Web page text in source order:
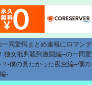
同驚愕まとめ速報にロマンテ
独女批判殺到激闘編--の一同驚
-僕の見たかった夜空編--僕の
-